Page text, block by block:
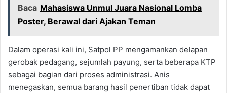
Baca Mahasiswa Unmul Juara Nasional Lomba
Poster, Berawal dari Ajakan Teman
Dalam operasi kali ini, Satpol PP mengamankan delapan
gerobak pedagang, sejumlah payung, serta beberapa KTP
sebagai bagian dari proses administrasi. Anis
menegaskan, semua barang hasil penertiban tidak dapat